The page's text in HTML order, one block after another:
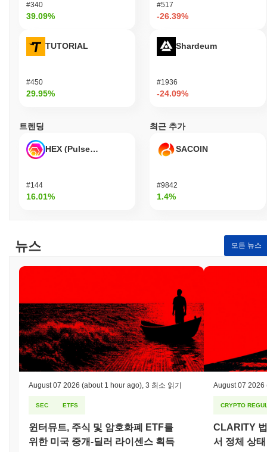
가 블록체인 기술의 잠재력을 효과적으로 활용할 수 있도록 지원합
니다.
Matchain은 어떻게 보안이 유지되나요?
합니다. 이 모델은 검증자가 일정량의 Matchain 토큰을 담보로 스
테이킹하도록 요구하여, 그들의 재정적 이해관계를 네트워크의 보
을 보장합니다. 이러한 암호화는 무단 접근으로부터 보호하고 거래
가 블록체인에 안전하게 기록되도록 합니다. 검증자에 대한 인센티
브는 스테이킹 보상을 통해 구조화되며, 이는 검증 과정에 참여한
무를 이행하지 않을 경우 스테이킹한 토큰의 일부를 몰수할 수 있
습니다. 추가 보안 조치로는 정기적인 감사와 토큰 보유자가 의사
Matchain은 어떤 논란이나 위험에 직면했나요?
Matchain은 출범 이후 보안 취약점 및 규제 검토와 관련된 몇 가지
용되어 여러 사용자가 자금을 잃는 중대한 사건이 발생했습니다.
Matchain 팀은 즉시 영향을 받은 계약을 일시 중지하고 취약점을
식별하고 수정하기 위한 철저한 감사를 실시했습니다. 또한, 커뮤
니티 내 신뢰를 회복하기 위해 영향을 받은 사용자에게 보상 프로
그램을 시작했습니다. 또한, Matchain은 암호화폐 거래와 관련된
지역 법률 준수와 관련된 규제 문제를 해결해왔습니다. 팀은 법률
전문가와 협력하여 투명성을 높이고 규제 요구 사항을 준수하기 위
해 거버넌스 프레임워크를 업데이트했습니다. Matchain의 지속적
인 위험에는 시장 변동성과 향후 규제 변화가 포함되며, 이는 지속
대한 헌신을 통해 완화되고 있습니다.
Matchain (MAT) FAQ – 핵심 지표 및 시장 인사
이트
#340
39.09%
TUTORIAL
#450
29.95%
#517
-26.39%
Shardeum
#1936
-24.09%
트렌딩
HEX (Pulsechain)
#144
16.01%
최근 추가
SACOIN
#9842
1.4%
뉴스 모든 뉴스
August 07 2026 (about 1 hour ago) 3 최소 읽기
SEC ETFS
윈터뮤트, 주식 및 암호화폐 ETF를
위한 미국 중개-딜러 라이센스 획득
August 07 2026
CRYPTO
CLARITY
서 정체 상태